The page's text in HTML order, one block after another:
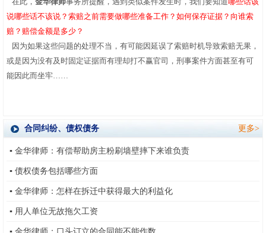
说哪些话不该说 ？ 索赔之前需要做哪些准备工作？如何保存证据？向谁索
赔？赔偿金额是多少？
因为如果这些问题的处理不当，有可能因延误了索赔时机导致索赔无果，
或是因为没有及时固定证据而有理却打不赢官司，刑事案件方面甚至有可
能因此而坐牢……
更多>
合同纠纷、债权债务
▪ 金华律师：有偿帮助房主粉刷墙壁摔下来谁负责
▪ 债权债务包括哪些方面
▪ 金华律师：怎样在拆迁中获得最大的利益化
▪ 用人单位无故拖欠工资